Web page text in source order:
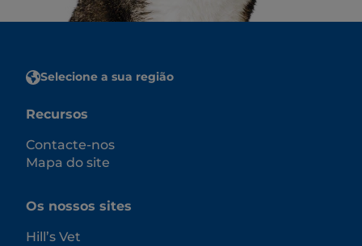
Selecione a sua região
Recursos
Contacte-nos
Mapa do site
Os nossos sites
Hill’s Vet